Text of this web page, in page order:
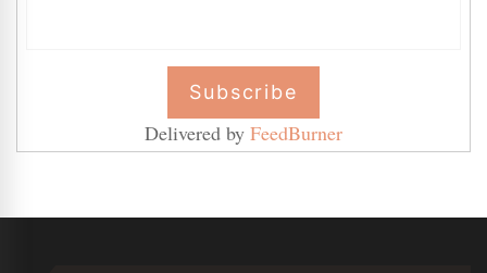
Delivered by FeedBurner